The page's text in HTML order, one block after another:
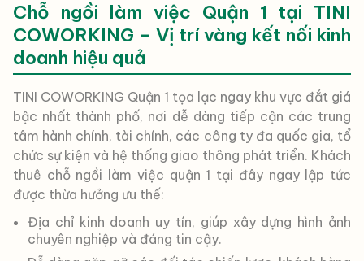
Chỗ ngồi làm việc Quận 1 tại TINI
COWORKING – Vị trí vàng kết nối kinh
doanh hiệu quả
TINI COWORKING Quận 1 tọa lạc ngay khu vực đắt giá
bậc nhất thành phố, nơi dễ dàng tiếp cận các trung
tâm hành chính, tài chính, các công ty đa quốc gia, tổ
chức sự kiện và hệ thống giao thông phát triển. Khách
thuê chỗ ngồi làm việc quận 1 tại đây ngay lập tức
được thừa hưởng ưu thế:
Địa chỉ kinh doanh uy tín, giúp xây dựng hình ảnh
chuyên nghiệp và đáng tin cậy.